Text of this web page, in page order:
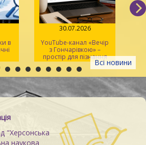
Всі новини
в
30.07.2026
YouTube-канал «Вечір
з Гончарівкою» –
простір для пізнання
та натхнення
"Херсонська
наукова